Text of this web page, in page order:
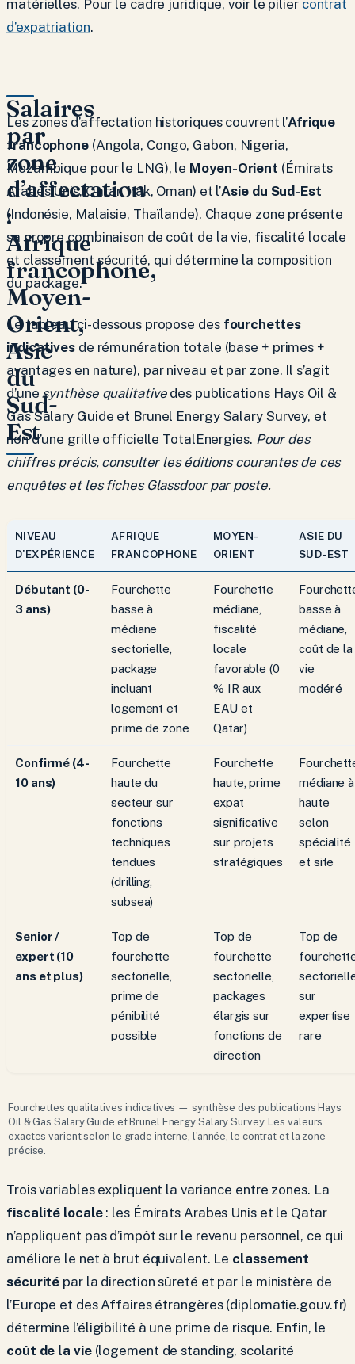
matérielles. Pour le cadre juridique, voir le pilier contrat
d’expatriation.
Salaires
par
zone
d’affectation
:
Afrique
francophone,
Moyen-
Orient,
Asie
du
Sud-
Est
Les zones d’affectation historiques couvrent l’Afrique
francophone(Angola, Congo, Gabon, Nigeria,
Mozambique pour le LNG), le Moyen-Orient (Émirats
Arabes Unis, Qatar, Irak, Oman) et l’Asie du Sud-Est
(Indonésie, Malaisie, Thaïlande). Chaque zone présente
sa propre combinaison de coût de la vie, fiscalité locale
et classement sécurité, qui détermine la composition
du package.
Le tableau ci-dessous propose des fourchettes
indicativesde rémunération totale (base + primes +
avantages en nature), par niveau et par zone. Il s’agit
d’unesynthèse qualitativedes publications Hays Oil &
Gas Salary Guide et Brunel Energy Salary Survey, et
non d’une grille officielle TotalEnergies. Pour des
chiffres précis, consulter les éditions courantes de ces
enquêtes et les fiches Glassdoor par poste.
NIVEAU
D’EXPÉRIENCE
AFRIQUE
FRANCOPHONE
MOYEN-
ORIENT
ASIE DU
SUD-EST
Débutant (0-
3 ans)
Fourchette
basse à
médiane
sectorielle,
package
incluant
logement et
prime de zone
Fourchette
médiane,
fiscalité
locale
favorable (0
% IR aux
EAU et
Qatar)
basse à
médiane,
coût de la
vie
modéré
Confirmé (4-
10 ans)
Fourchette
haute du
secteur sur
fonctions
techniques
tendues
(drilling,
subsea)
Fourchette
haute, prime
expat
significative
sur projets
stratégiques
médiane à
haute
selon
spécialité
et site
Senior /
expert (10
ans et plus)
Top de
fourchette
sectorielle,
prime de
pénibilité
possible
Top de
fourchette
sectorielle,
packages
élargis sur
fonctions de
direction
Top de
sur
expertise
rare
Fourchettes qualitatives indicatives — synthèse des publications Hays
Oil & Gas Salary Guide et Brunel Energy Salary Survey. Les valeurs
exactes varient selon le grade interne, l’année, le contrat et la zone
précise.
Trois variables expliquent la variance entre zones. La
fiscalité locale: les Émirats Arabes Unis et le Qatar
n’appliquent pas d’impôt sur le revenu personnel, ce qui
améliore le net à brut équivalent. Le classement
sécurité par la direction sûreté et par le ministère de
l’Europe et des Affaires étrangères (diplomatie.gouv.fr)
détermine l’éligibilité à une prime de risque. Enfin, le
coût de la vie(logement de standing, scolarité